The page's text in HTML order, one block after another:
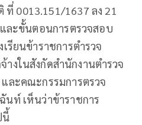
ที่ 0013.151/1637 ลง 21
และขั้นตอนการตรวจสอบ
รียนข้าราชการตำรวจ
งในสังกัดสำนักงานตำรวจ
ละคณะกรรมการตรวจ
นท์ เห็นว่าข้าราชการ
นี้